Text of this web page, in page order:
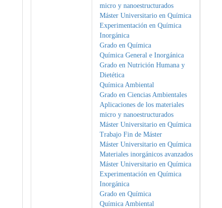
micro y nanoestructurados
Máster Universitario en Química
Experimentación en Química
Inorgánica
Grado en Química
Química General e Inorgánica
Grado en Nutrición Humana y
Dietética
Química Ambiental
Grado en Ciencias Ambientales
Aplicaciones de los materiales
micro y nanoestructurados
Máster Universitario en Química
Trabajo Fin de Máster
Máster Universitario en Química
Materiales inorgánicos avanzados
Máster Universitario en Química
Experimentación en Química
Inorgánica
Grado en Química
Química Ambiental